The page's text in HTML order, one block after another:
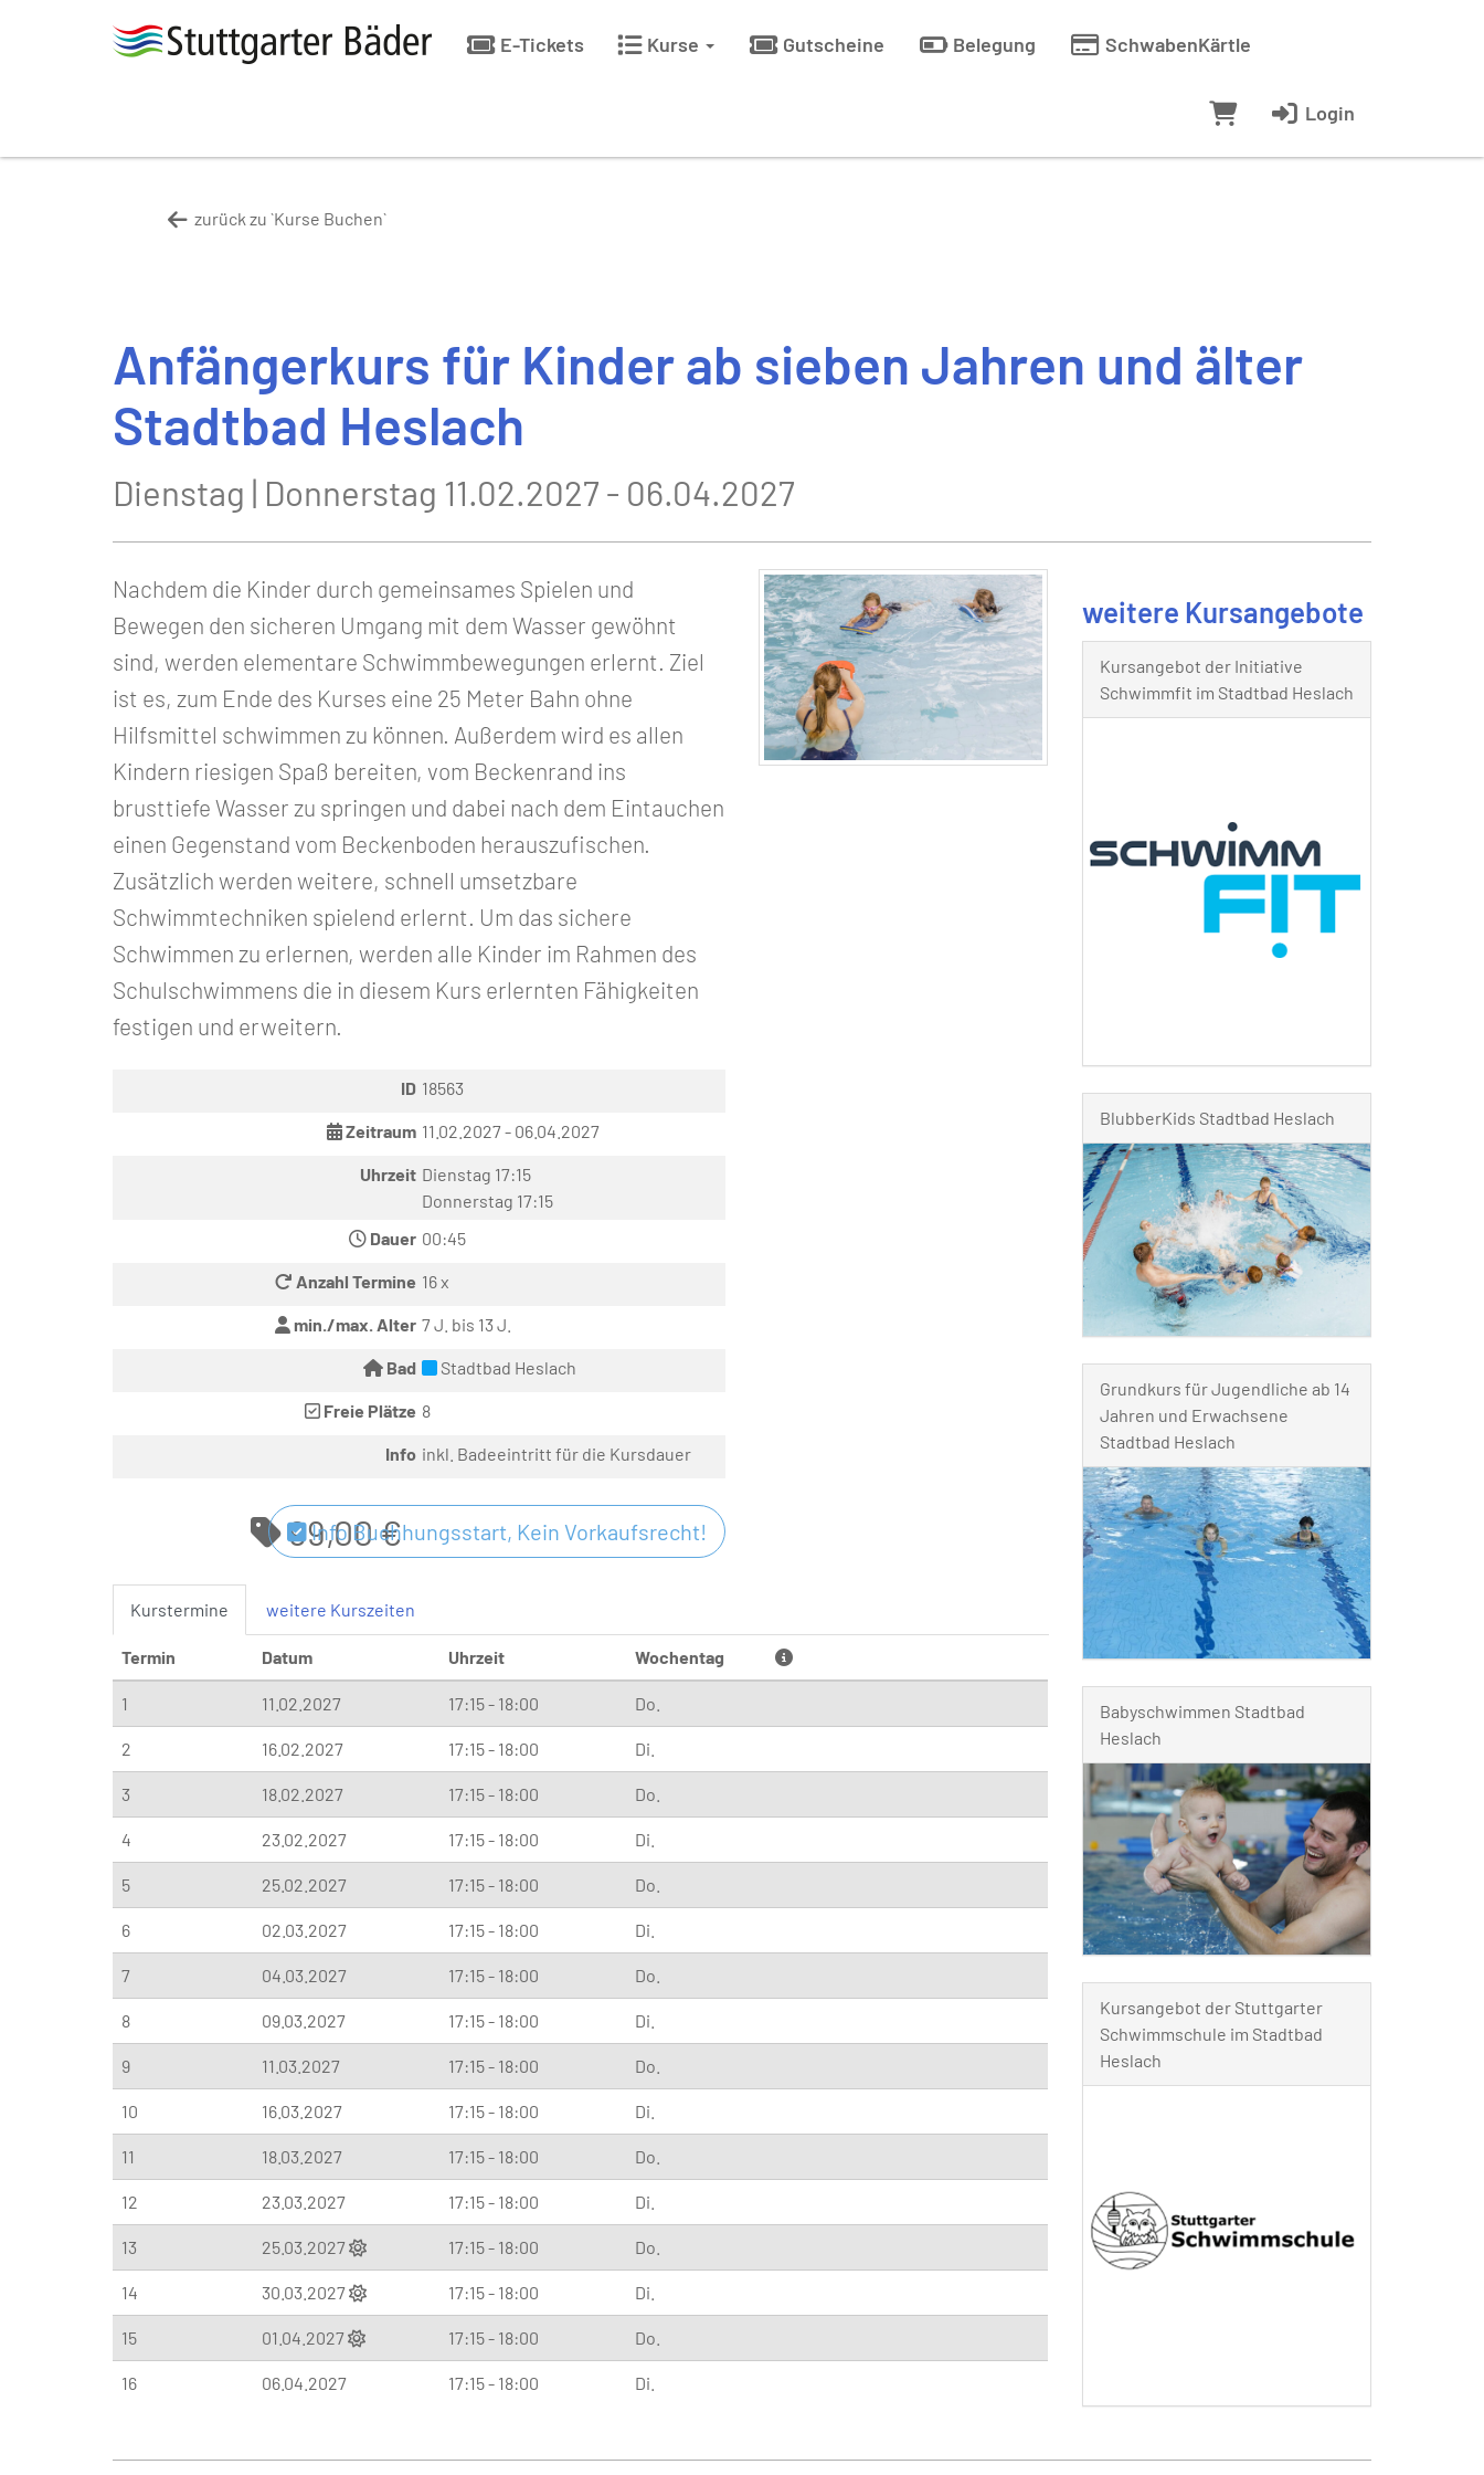
E-Tickets Kurse Gutscheine Belegung SchwabenKärtle
Login
zurück zu `Kurse Buchen`
Anfängerkurs für Kinder ab sieben Jahren und älter
Stadtbad Heslach
Dienstag | Donnerstag 11.02.2027 - 06.04.2027
Nachdem die Kinder durch gemeinsames Spielen und
Bewegen den sicheren Umgang mit dem Wasser gewöhnt
sind, werden elementare Schwimmbewegungen erlernt. Ziel
ist es, zum Ende des Kurses eine 25 Meter Bahn ohne
Hilfsmittel schwimmen zu können. Außerdem wird es allen
Kindern riesigen Spaß bereiten, vom Beckenrand ins
brusttiefe Wasser zu springen und dabei nach dem Eintauchen
einen Gegenstand vom Beckenboden herauszufischen.
Zusätzlich werden weitere, schnell umsetzbare
Schwimmtechniken spielend erlernt. Um das sichere
Schwimmen zu erlernen, werden alle Kinder im Rahmen des
Schulschwimmens die in diesem Kurs erlernten Fähigkeiten
festigen und erweitern.
ID 18563
Zeitraum 11.02.2027 - 06.04.2027
Uhrzeit Dienstag 17:15
Donnerstag 17:15
Dauer 00:45
Anzahl Termine 16 x
min./max. Alter 7 J. bis 13 J.
Bad Stadtbad Heslach
Freie Plätze 8
Info inkl. Badeeintritt für die Kursdauer
99,00 €
Info Buchhungsstart, Kein Vorkaufsrecht!
Kurstermine weitere Kurszeiten
Termin Datum Uhrzeit Wochentag
1 11.02.2027 17:15 - 18:00 Do.
2 16.02.2027 17:15 - 18:00 Di.
3 18.02.2027 17:15 - 18:00 Do.
4 23.02.2027 17:15 - 18:00 Di.
5 25.02.2027 17:15 - 18:00 Do.
6 02.03.2027 17:15 - 18:00 Di.
7 04.03.2027 17:15 - 18:00 Do.
8 09.03.2027 17:15 - 18:00 Di.
9 11.03.2027 17:15 - 18:00 Do.
10 16.03.2027 17:15 - 18:00 Di.
11 18.03.2027 17:15 - 18:00 Do.
12 23.03.2027 17:15 - 18:00 Di.
13 25.03.2027 17:15 - 18:00 Do.
14 30.03.2027 17:15 - 18:00 Di.
15 01.04.2027 17:15 - 18:00 Do.
16 06.04.2027 17:15 - 18:00 Di.
weitere Kursangebote
Kursangebot der Initiative
Schwimmfit im Stadtbad Heslach
BlubberKids Stadtbad Heslach
Grundkurs für Jugendliche ab 14
Jahren und Erwachsene
Stadtbad Heslach
Babyschwimmen Stadtbad
Heslach
Kursangebot der Stuttgarter
Schwimmschule im Stadtbad
Heslach